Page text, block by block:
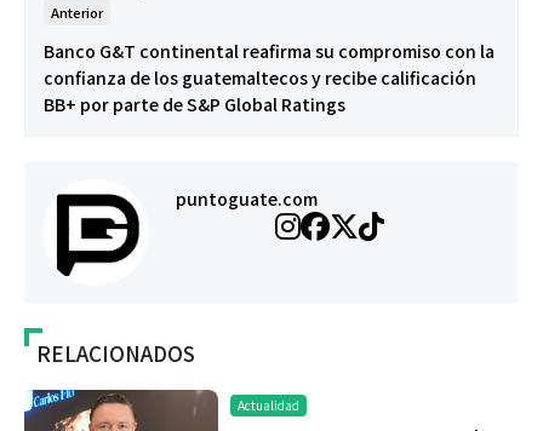
Anterior
Banco G&T continental reafirma su compromiso con la
confianza de los guatemaltecos y recibe calificación
BB+ por parte de S&P Global Ratings
puntoguate.com
RELACIONADOS
Actualidad